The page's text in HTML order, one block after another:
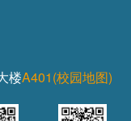
楼A401(校园地图)